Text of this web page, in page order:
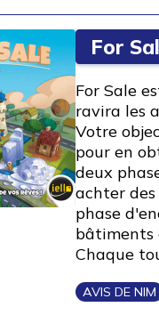
For
For Sale
ravira les
Votre
pour en
deux
achter
phase
bâtiments
Chaque
AVIS DE NIM